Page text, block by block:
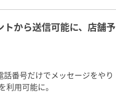
から送信可能に、店舗予
番号だけでメッセージをやり
用可能に。